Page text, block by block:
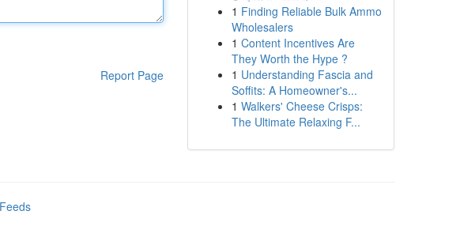
Report Page
1 Finding Reliable Bulk Ammo
Wholesalers
1 Content Incentives Are
They Worth the Hype ?
1 Understanding Fascia and
Soffits: A Homeowner's...
1 Walkers' Cheese Crisps:
The Ultimate Relaxing F...